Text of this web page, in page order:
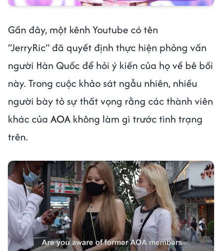
Gần đây, một kênh Youtube có tên
“JerryRic” đã quyết định thực hiện phỏng vấn
người Hàn Quốc để hỏi ý kiến của họ về bê bối
này. Trong cuộc khảo sát ngẫu nhiên, nhiều
người bày tỏ sự thất vọng rằng các thành viên
khác của AOA không làm gì trước tình trạng
trên.